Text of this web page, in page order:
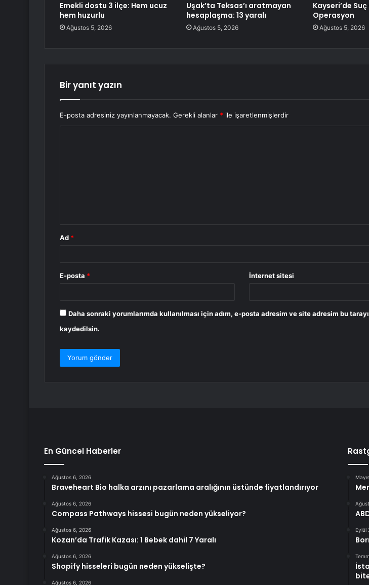
Emekli dostu 3 ilçe: Hem ucuz
hem huzurlu
Ağustos 5, 2026
Uşak’ta Teksas’ı aratmayan
hesaplaşma: 13 yaralı
Ağustos 5, 2026
Kayseri’de
Operasyon
Ağustos 5, 2026
Bir yanıt yazın
E-posta adresiniz yayınlanmayacak. Gerekli alanlar * ile işaretlenmişlerdir
Ad *
E-posta * İnternet sitesi
Daha sonraki yorumlarımda kullanılması için adım, e-posta adresim ve site adresim bu
kaydedilsin.
En Güncel Haberler
Ağustos 6, 2026
Braveheart Bio halka arzını pazarlama aralığının üstünde fiyatlandırıyor
Ağustos 6, 2026
Compass Pathways hissesi bugün neden yükseliyor?
Ağustos 6, 2026
Kozan’da Trafik Kazası: 1 Bebek dahil 7 Yaralı
Ağustos 6, 2026
Shopify hisseleri bugün neden yükselişte?
Ağustos 6, 2026
Eylül